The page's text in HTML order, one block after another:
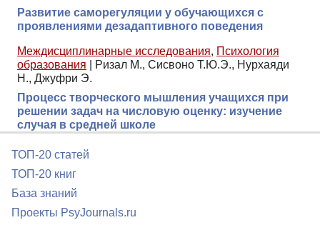
Развитие саморегуляции у обучающихся с
проявлениями дезадаптивного поведения
Междисциплинарные исследования, Психология
образования
Ризал М., Сисвоно Т.Ю.Э., Нурхаяди
Н., Джуфри Э.
Процесс творческого мышления учащихся при
решении задач на числовую оценку: изучение
случая в средней школе
ТОП-20 статей
ТОП-20 книг
База знаний
Проекты PsyJournals.ru